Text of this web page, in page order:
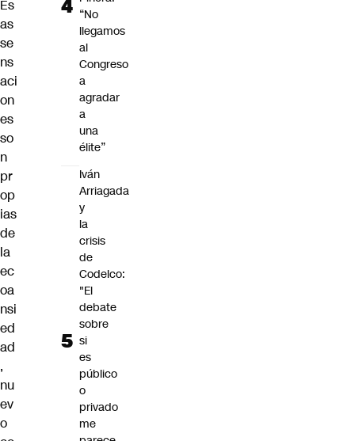
Es
as
se
ns
aci
on
es
so
n
pr
op
ias
de
la
ec
oa
nsi
ed
ad
,
nu
ev
o
“No
llegamos
al
Congreso
a
agradar
a
una
élite”
Iván
Arriagada
y
la
crisis
de
Codelco:
"El
debate
sobre
si
es
público
o
privado
me